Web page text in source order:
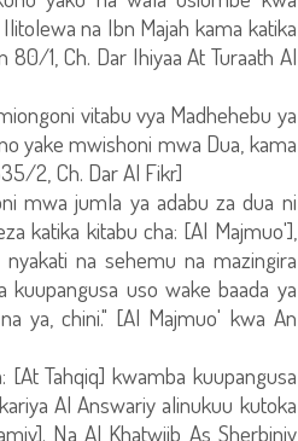
na Ibn Majah kama katika
80/1, Ch. Dar Ihiyaa At Turaath Al
vitabu vya Madhehebu ya
yake mwishoni mwa Dua, kama
2, Ch. Dar Al Fikr]
mwa jumla ya adabu za dua ni
katika kitabu cha: [Al Majmuo'],
na sehemu na mazingira
uso wake baada ya
ya, chini." [Al Majmuo' kwa An
Tahqiq] kwamba kuupangusa
Al Answariy alinukuu kutoka
Na Al Khatwiib As Sherbiniy